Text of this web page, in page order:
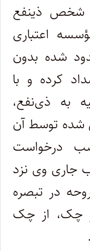
شخص ذینفع
اعتباری
شده بدون
کرده و با
به ذی‌نفع،
شده توسط آن
درخواست
جاری وی نزد
در تبصره
صدور چک، از چک